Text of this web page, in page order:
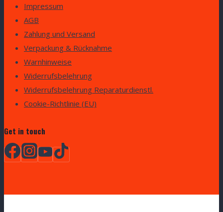
Impressum
AGB
Zahlung und Versand
Verpackung & Rücknahme
Warnhinweise
Widerrufsbelehrung
Widerrufsbelehrung Reparaturdienstl.
Cookie-Richtlinie (EU)
Get in touch